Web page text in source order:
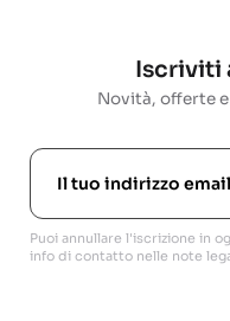
Iscriviti
Novità, offerte
Puoi annullare l'iscrizione in
info di contatto nelle note